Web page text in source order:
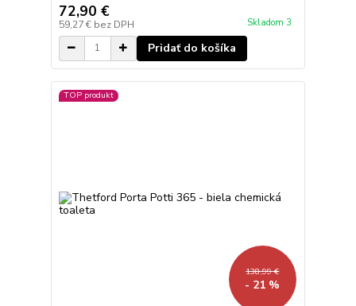
72,90 €
59,27 € bez DPH Skladom 3
Pridať do košíka
TOP produkt
138,99 €
- 21 %